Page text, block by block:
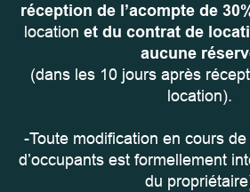
réception de l’acompte de
location et du contrat de
aucune
(dans les 10 jours après
location).
-Toute modification en cours
d’occupants est formellement
du